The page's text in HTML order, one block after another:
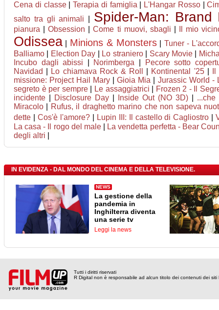
Cena di classe| Terapia di famiglia L'Hangar Rosso|
salto tra gli animali
Spider-Man: Brand
pianura |Obsession |Come ti muovi, sbagli Il mio
Odissea Minions & Monsters
Tuner -
Balliamo
Election Day Lo straniero| Scary Movie
Incubo dagli abissi
Norimberga
Pecore sotto
Navidad
Lo chiamava Rock & Roll Kontinental '25|
missione: Project Hail Mary |Gioia Mia
Jurassic World -
segreto è per sempre| Le assaggiatrici
Frozen 2 - Il
incidente
Disclosure Day Inside Out (NO 3D)
Miracolo
Rufus, il draghetto marino che non sapeva
dette
Cos'è l'amore?| Lupin III: Il castello di Cagliostro |
La casa - Il rogo del male|
La vendetta perfetta - Bear
degli altri
IN EVIDENZA - DAL MONDO DEL CINEMA E DELLA TELEVISIONE.
NEWS
La gestione della
pandemia in
Inghilterra diventa
una serie tv
Leggi la news
Tutti i diritti riservati
R Digital non è responsabile ad alcun titolo dei contenuti dei siti